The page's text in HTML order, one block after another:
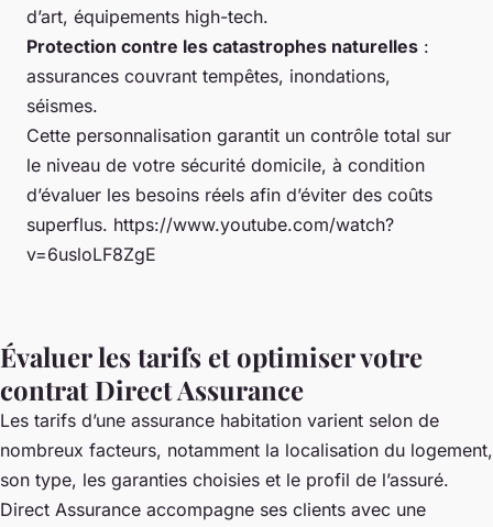
d’art, équipements high-tech.
Protection contre les catastrophes naturelles :
assurances couvrant tempêtes, inondations,
séismes.
Cette personnalisation garantit un contrôle total sur
le niveau de votre sécurité domicile, à condition
d’évaluer les besoins réels afin d’éviter des coûts
superflus. https://www.youtube.com/watch?
v=6usloLF8ZgE
Évaluer les tarifs et optimiser votre
contrat Direct Assurance
Les tarifs d’une assurance habitation varient selon de
nombreux facteurs, notamment la localisation du logement,
son type, les garanties choisies et le profil de l’assuré.
Direct Assurance accompagne ses clients avec une